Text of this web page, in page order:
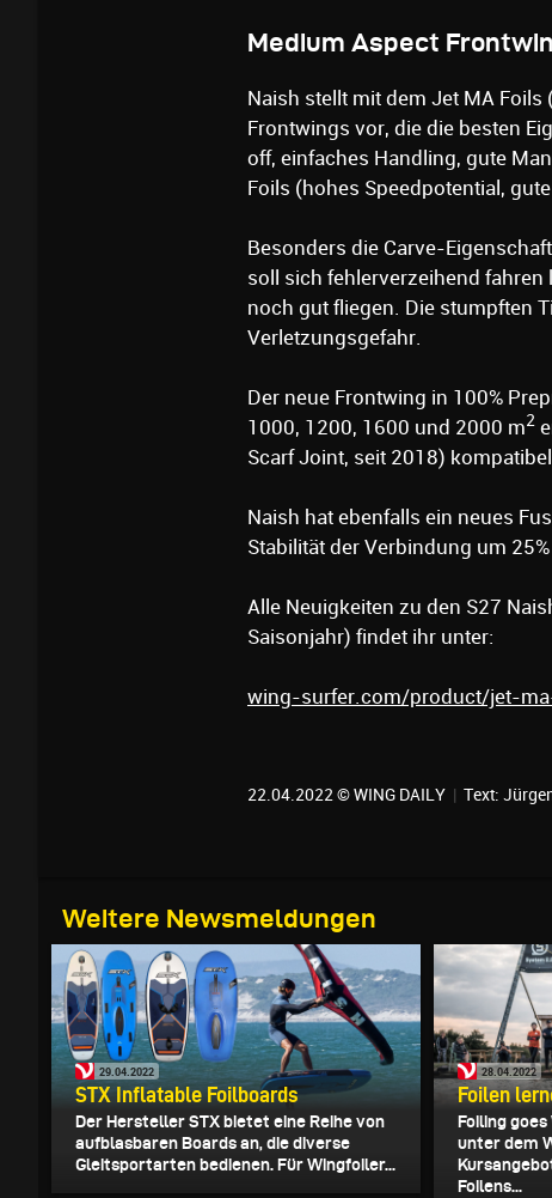
Medium Aspect
Naish stellt mit dem Jet MA Foils
Frontwings vor, die die besten
off, einfaches Handling, gute
Foils (hohes Speedpotential,
Besonders die Carve-
soll sich fehlerverzeihend
noch gut fliegen. Die stumpften
Verletzungsgefahr.
Der neue Frontwing in 100%
1000, 1200, 1600 und 2000 m2
Scarf Joint, seit 2018)
Naish hat ebenfalls ein neues
Stabilität der Verbindung um
Alle Neuigkeiten zu den S27
Saisonjahr) findet ihr unter:
wing-surfer.com/product/jet-
22.04.2022 © WING DAILY | Text:
Weitere Newsmeldungen
29.04.2022
STX Inflatable Foilboards
Der Hersteller STX bietet eine Reihe von
aufblasbaren Boards an, die diverse
Gleitsportarten bedienen. Für Wingfoiler...
28.04.2022
Foilen
Foiling
unter dem
Foilens...